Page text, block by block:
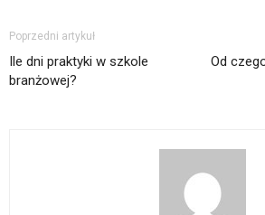
Poprzedni artykuł
Ile dni praktyki w szkole
branżowej?
Od